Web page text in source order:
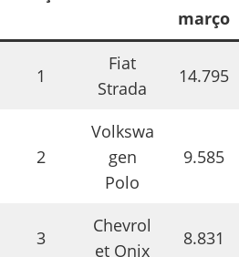
março
1
Fiat
Strada
14.795
2
Volkswa
gen
Polo
9.585
3
Chevrol
et Onix
8.831